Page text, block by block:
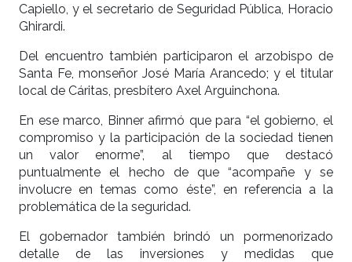
Capiello, y el secretario de Seguridad Pública, Horacio
Ghirardi.
Del encuentro también participaron el arzobispo de
Santa Fe, monseñor José María Arancedo; y el titular
local de Cáritas, presbítero Axel Arguinchona.
En ese marco, Binner afirmó que para “el gobierno, el
compromiso y la participación de la sociedad tienen
un valor enorme”, al tiempo que destacó
puntualmente el hecho de que “acompañe y se
involucre en temas como éste”, en referencia a la
problemática de la seguridad.
El gobernador también brindó un pormenorizado
detalle de las inversiones y medidas que